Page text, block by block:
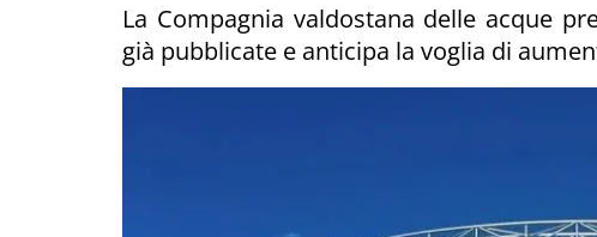
La Compagnia valdostana delle acque
già pubblicate e anticipa la voglia di